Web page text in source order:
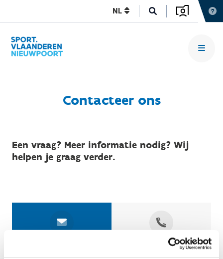
NL
Contacteer ons
Een vraag? Meer informatie nodig? Wij
helpen je graag verder.